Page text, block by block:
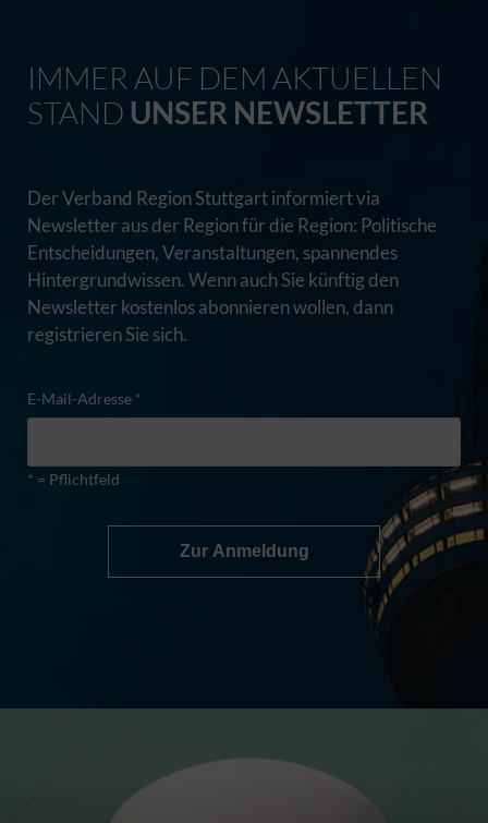
IMMER AUF DEM AKTUELLEN
STAND UNSER NEWSLETTER
Der Verband Region Stuttgart informiert via
Newsletter aus der Region für die Region: Politische
Entscheidungen, Veranstaltungen, spannendes
Hintergrundwissen. Wenn auch Sie künftig den
Newsletter kostenlos abonnieren wollen, dann
registrieren Sie sich.
E-Mail-Adresse *
* = Pflichtfeld
Zur Anmeldung